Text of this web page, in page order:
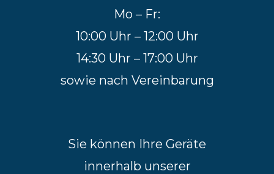
Mo – Fr:
10:00 Uhr – 12:00 Uhr
14:30 Uhr – 17:00 Uhr
sowie nach Vereinbarung
Sie können Ihre Geräte
innerhalb unserer